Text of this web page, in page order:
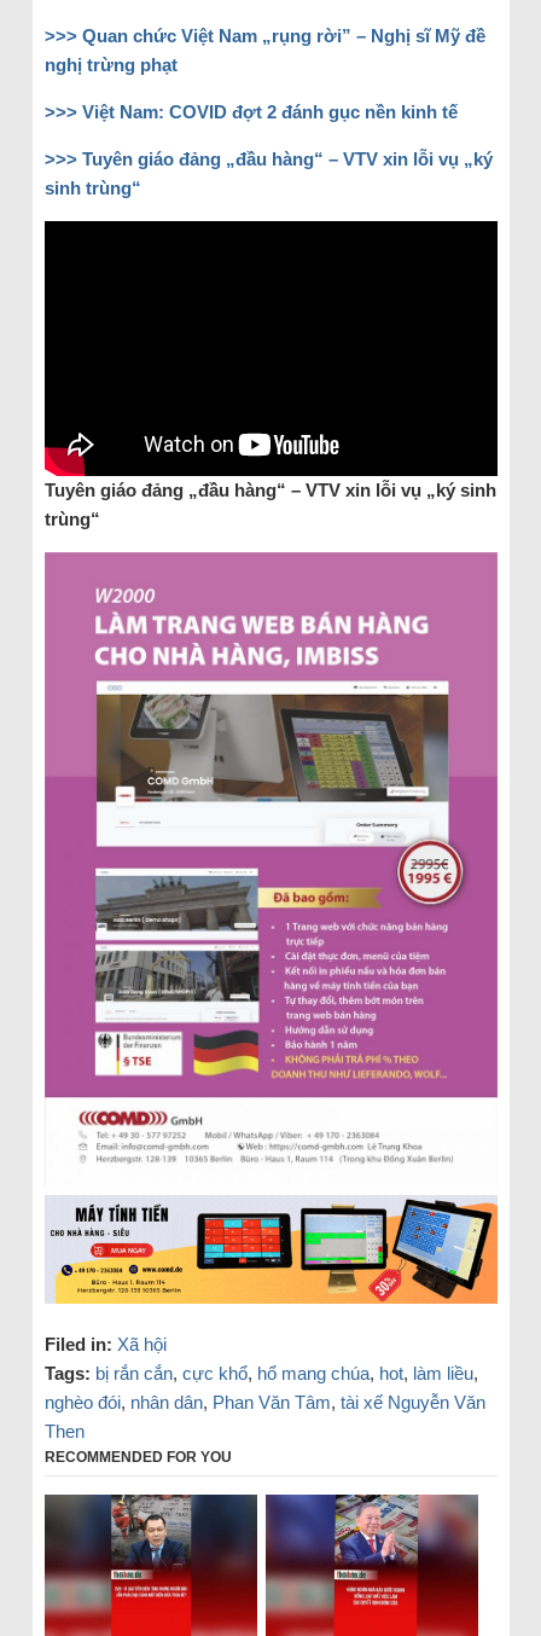
>>> Quan chức Việt Nam „rụng rời” – Nghị sĩ Mỹ đề
nghị trừng phạt
>>> Việt Nam: COVID đợt 2 đánh gục nền kinh tế
>>> Tuyên giáo đảng „đầu hàng“ – VTV xin lỗi vụ „ký
sinh trùng“
Tuyên giáo đảng „đầu hàng“ – VTV xin lỗi vụ „ký sinh
trùng“
Filed in: Xã hội
Tags: bị rắn cắn, cực khổ, hổ mang chúa, hot, làm liều,
nghèo đói, nhân dân, Phan Văn Tâm, tài xế Nguyễn Văn
Then
RECOMMENDED FOR YOU